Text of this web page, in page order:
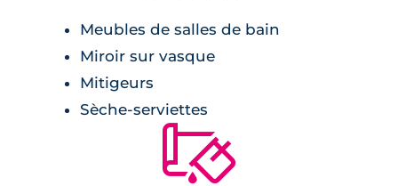
peinture lisse blanche,
double vitrage isolant,
menuiseries en aluminium,
balcon et terrasse en guise d'extérieur,
carrelage comme revêtement de sol.
Meubles de salles de bain
Miroir sur vasque
Mitigeurs
Sèche-serviettes
🔨